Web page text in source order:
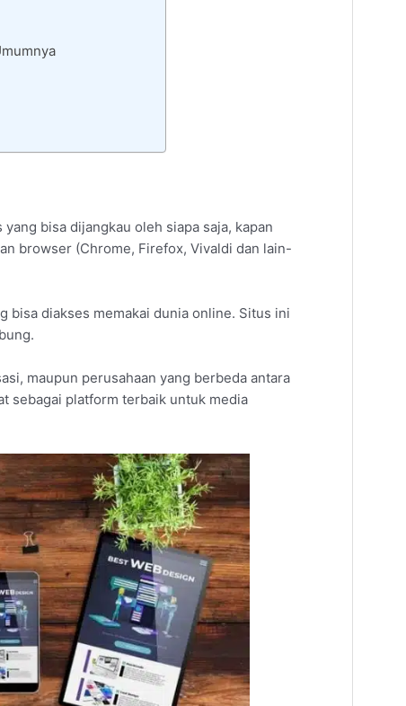
bisa dijangkau oleh siapa saja, kapan
browser (Chrome, Firefox, Vivaldi dan lain-
bisa diakses memakai dunia online. Situs ini
maupun perusahaan yang berbeda antara
sebagai platform terbaik untuk media